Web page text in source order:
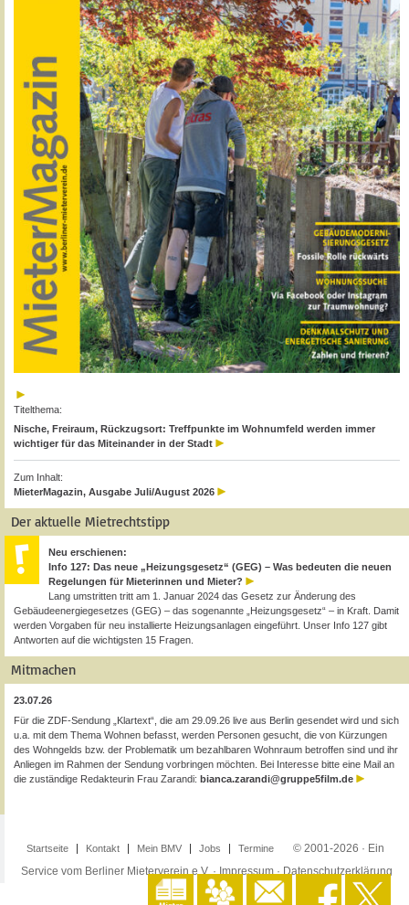
Titelthema:
Nische, Freiraum, Rückzugsort: Treffpunkte im Wohnumfeld werden immer
wichtiger für das Miteinander in der Stadt
Zum Inhalt:
MieterMagazin, Ausgabe Juli/August 2026
Der aktuelle Mietrechtstipp
Neu erschienen:
Info 127: Das neue „Heizungsgesetz“ (GEG) – Was bedeuten die neuen
Regelungen für Mieterinnen und Mieter?
Lang umstritten tritt am 1. Januar 2024 das Gesetz zur Änderung des
Gebäudeenergiegesetzes (GEG) – das sogenannte „Heizungsgesetz“ – in Kraft. Damit
werden Vorgaben für neu installierte Heizungsanlagen eingeführt. Unser Info 127 gibt
Antworten auf die wichtigsten 15 Fragen.
Mitmachen
23.07.26
Für die ZDF-Sendung „Klartext“, die am 29.09.26 live aus Berlin gesendet wird und sich
u.a. mit dem Thema Wohnen befasst, werden Personen gesucht, die von Kürzungen
des Wohngelds bzw. der Problematik um bezahlbaren Wohnraum betroffen sind und ihr
Anliegen im Rahmen der Sendung vorbringen möchten. Bei Interesse bitte eine Mail an
die zuständige Redakteurin Frau Zarandi: bianca.zarandi@gruppe5film.de
Startseite Kontakt Mein BMV Jobs Termine
© 2001-2026 · Ein
Service vom Berliner Mieterverein e.V. ·Impressum·Datenschutzerklärung